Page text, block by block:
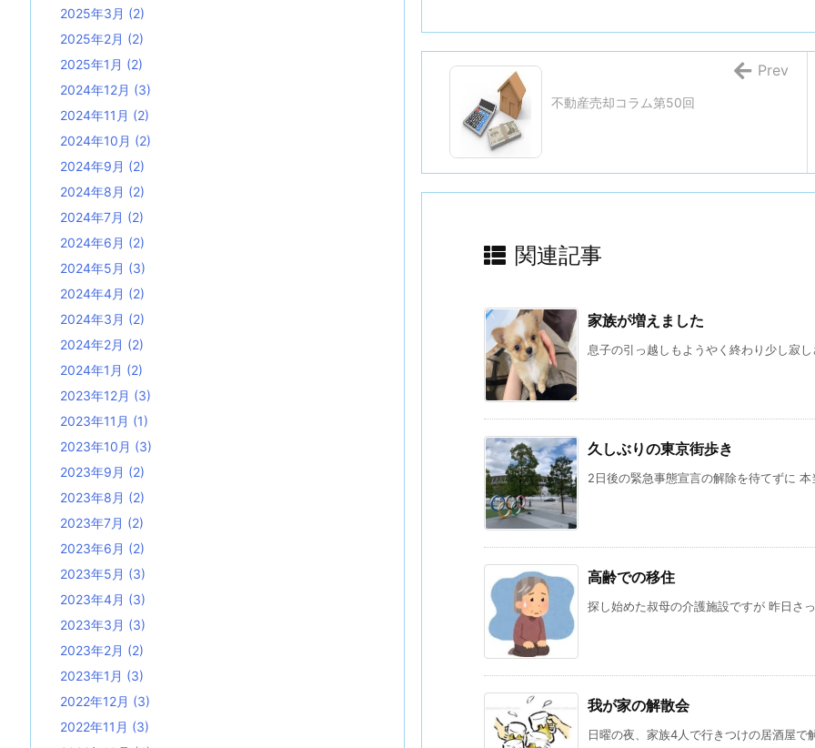
不動産売却コラム第50回
Prev
関連記事
家族が増えました
息子の引っ越しもようやく終わり少し寂
久しぶりの東京街歩き
2日後の緊急事態宣言の解除を待てずに
高齢での移住
探し始めた叔母の介護施設ですが 昨日さ
我が家の解散会
日曜の夜、家族4人で行きつけの居酒屋
2025年3月 (2)
2025年2月 (2)
2025年1月 (2)
2024年12月 (3)
2024年11月 (2)
2024年10月 (2)
2024年9月 (2)
2024年8月 (2)
2024年7月 (2)
2024年6月 (2)
2024年5月 (3)
2024年4月 (2)
2024年3月 (2)
2024年2月 (2)
2024年1月 (2)
2023年12月 (3)
2023年11月 (1)
2023年10月 (3)
2023年9月 (2)
2023年8月 (2)
2023年7月 (2)
2023年6月 (2)
2023年5月 (3)
2023年4月 (3)
2023年3月 (3)
2023年2月 (2)
2023年1月 (3)
2022年12月 (3)
2022年11月 (3)